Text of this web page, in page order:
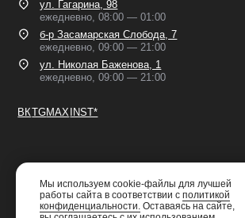
ВК TGMAXINST*
ИП Николаев Александр Сергеевич
ИНН 631307579272
Мы используем cookie-файлы для лучшей
работы сайта в соответствии с политикой
конфиденциальности. Оставаясь на сайте,